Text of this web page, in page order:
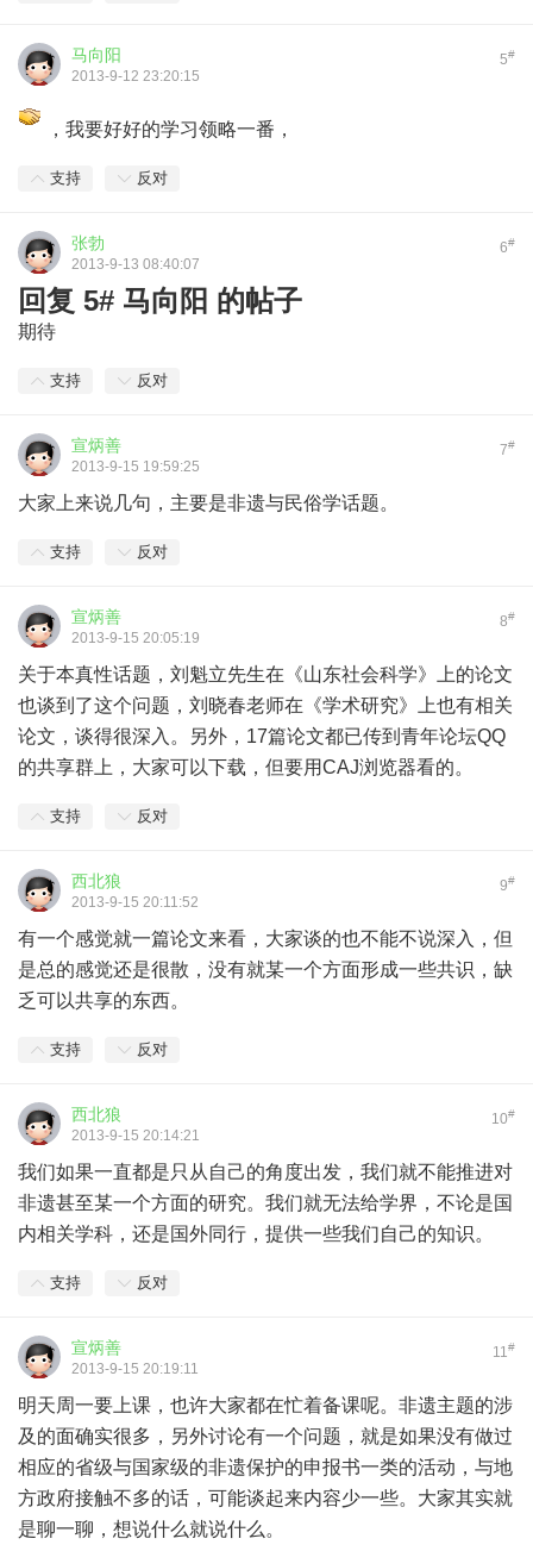
5#
马向阳
2013-9-12 23:20:15
，我要好好的学习领略一番，
支持 反对
6#
张勃
2013-9-13 08:40:07
回复 5# 马向阳 的帖子
期待
支持 反对
7#
宣炳善
2013-9-15 19:59:25
大家上来说几句，主要是非遗与民俗学话题。
支持 反对
8#
宣炳善
2013-9-15 20:05:19
关于本真性话题，刘魁立先生在《山东社会科学》上的论文
也谈到了这个问题，刘晓春老师在《学术研究》上也有相关
论文，谈得很深入。另外，17篇论文都已传到青年论坛QQ
的共享群上，大家可以下载，但要用CAJ浏览器看的。
支持 反对
9#
西北狼
2013-9-15 20:11:52
有一个感觉就一篇论文来看，大家谈的也不能不说深入，但
是总的感觉还是很散，没有就某一个方面形成一些共识，缺
乏可以共享的东西。
支持 反对
10#
西北狼
2013-9-15 20:14:21
我们如果一直都是只从自己的角度出发，我们就不能推进对
非遗甚至某一个方面的研究。我们就无法给学界，不论是国
内相关学科，还是国外同行，提供一些我们自己的知识。
支持 反对
11#
宣炳善
2013-9-15 20:19:11
明天周一要上课，也许大家都在忙着备课呢。非遗主题的涉
及的面确实很多，另外讨论有一个问题，就是如果没有做过
相应的省级与国家级的非遗保护的申报书一类的活动，与地
方政府接触不多的话，可能谈起来内容少一些。大家其实就
是聊一聊，想说什么就说什么。